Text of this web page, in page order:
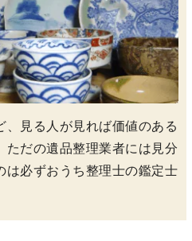
、見る人が見れば価値のある
ただの遺品整理業者には見分
は必ずおうち整理士の鑑定士